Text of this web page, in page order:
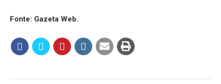
Fonte: Gazeta Web.